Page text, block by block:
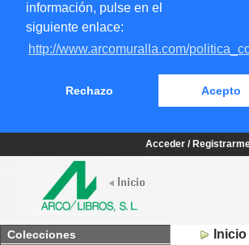
información, pulse en el
siguiente enlace:
http://www.arcomuralla.com/
Rechazo Acepto
Acceder /
Colecciones
Inicio